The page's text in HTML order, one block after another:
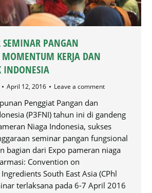
SEMINAR PANGAN
KERJA DAN
INDONESIA
April 12, 2016 Leave a comment
Penggiat Pangan dan
(P3FNI) tahun ini di gandeng
Niaga Indonesia, sukses
seminar pangan fungsional
bagian dari Expo pameran niaga
Convention on
South East Asia (CPhl
terlaksana pada 6-7 April 2016